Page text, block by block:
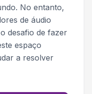
No entanto,
de áudio
desafio de fazer
espaço
a resolver